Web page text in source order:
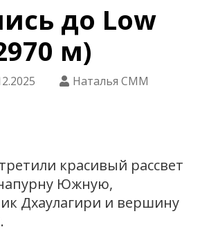
до Low
м)
Наталья СММ
красивый рассвет
Южную,
Дхаулагири и вершину